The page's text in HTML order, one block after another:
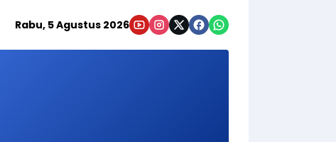
Rabu, 5 Agustus 2026